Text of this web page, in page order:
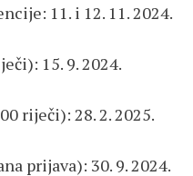
11. i 12. 11. 2024.
15. 9. 2024.
riječi): 28. 2. 2025.
prijava): 30. 9. 2024.